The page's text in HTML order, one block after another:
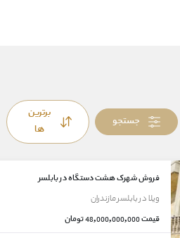
جستجو
برترین
ها
فروش شهرک هشت دستگاه در بابلسر
ویلادربابلسرمازندران
قیمت48,000,000,000 تومان